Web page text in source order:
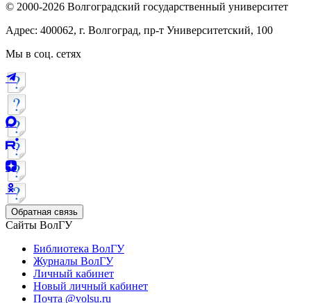
© 2000-2026 Волгоградский государственный университет
Адрес: 400062, г. Волгоград, пр-т Университетский, 100
Мы в соц. сетях
Обратная связь
Сайты ВолГУ
Библиотека ВолГУ
Журналы ВолГУ
Личный кабинет
Новый личный кабинет
Почта @volsu.ru